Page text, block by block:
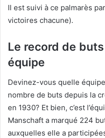
Il est suivi à ce palmarès
victoires chacune).
Le record de
équipe
Devinez-vous quelle
nombre de buts depuis la
en 1930? Et bien, c’est
Manschaft a marqué 224
auxquelles elle a